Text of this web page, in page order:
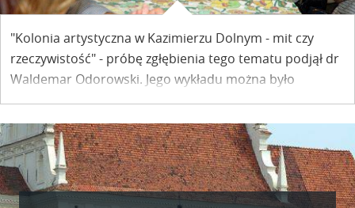
"Kolonia artystyczna w Kazimierzu Dolnym - mit czy
rzeczywistość" - próbę zgłębienia tego tematu podjął dr
Waldemar Odorowski. Jego wykładu można było
wysłuchać na spotkaniu zorganizowanym przez
Towarzystwo Przyjaciół Kazimierza Dolnego w ramach
Festiwalu Filmu i Sztuki "Dwa Brzegi".